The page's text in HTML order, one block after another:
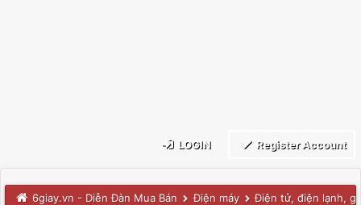
LOGIN Register Account
6giay.vn - Diễn Đàn Mua Bán Điện máy Điện tử, điện lạnh,